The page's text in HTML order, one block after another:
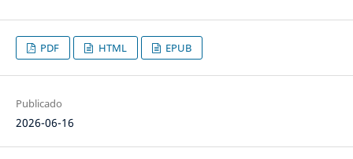
PDF HTML EPUB
Publicado
2026-06-16